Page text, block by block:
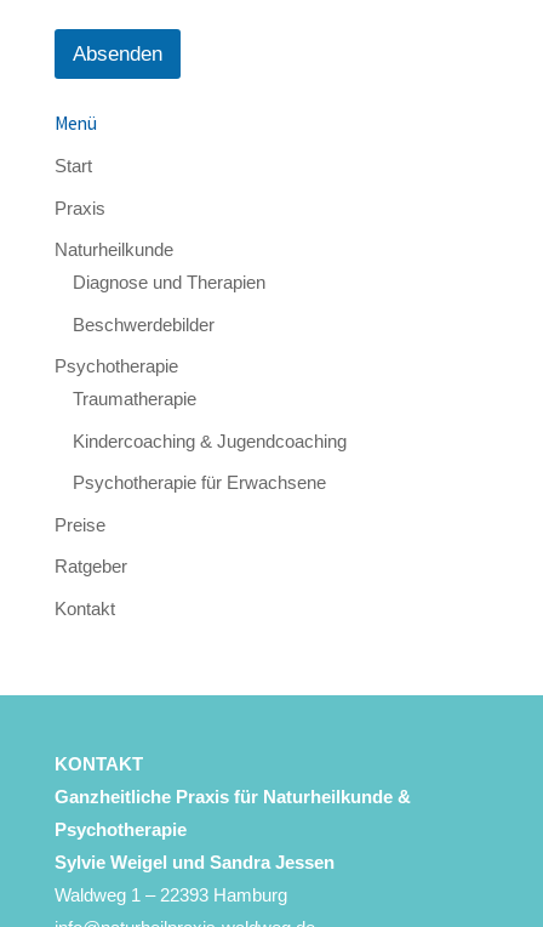
Absenden
Menü
Start
Praxis
Naturheilkunde
Diagnose und Therapien
Beschwerdebilder
Psychotherapie
Traumatherapie
Kindercoaching & Jugendcoaching
Psychotherapie für Erwachsene
Preise
Ratgeber
Kontakt
KONTAKT
Ganzheitliche Praxis für Naturheilkunde &
Psychotherapie
Sylvie Weigel und Sandra Jessen
Waldweg 1 – 22393 Hamburg